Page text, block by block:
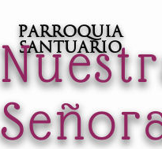
Parroquia
Santuario